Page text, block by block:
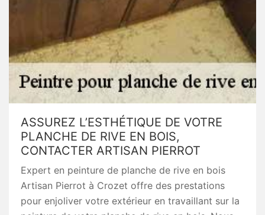
ASSUREZ L’ESTHÉTIQUE DE VOTRE
PLANCHE DE RIVE EN BOIS,
CONTACTER ARTISAN PIERROT
Expert en peinture de planche de rive en bois
Artisan Pierrot à Crozet offre des prestations
pour enjoliver votre extérieur en travaillant sur la